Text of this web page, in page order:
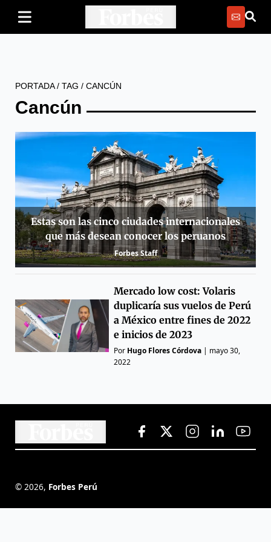
PORTADA/ TAG / CANCÚN
Cancún
Estas son las cinco ciudades internacionales
que más desean conocer los peruanos
Forbes Staff
Mercado low cost: Volaris
duplicaría sus vuelos de Perú
a México entre fines de 2022
e inicios de 2023
Por Hugo Flores Córdova | mayo 30,
2022
© 2026, Forbes Perú